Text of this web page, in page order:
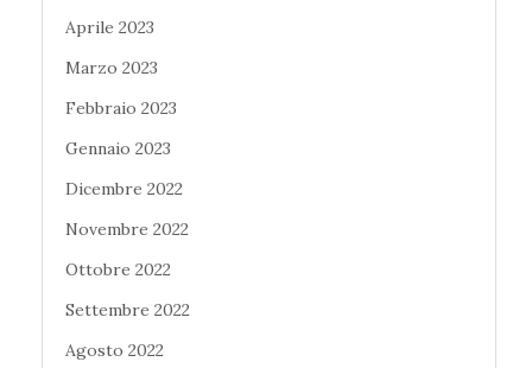
Aprile 2023
Marzo 2023
Febbraio 2023
Gennaio 2023
Dicembre 2022
Novembre 2022
Ottobre 2022
Settembre 2022
Agosto 2022